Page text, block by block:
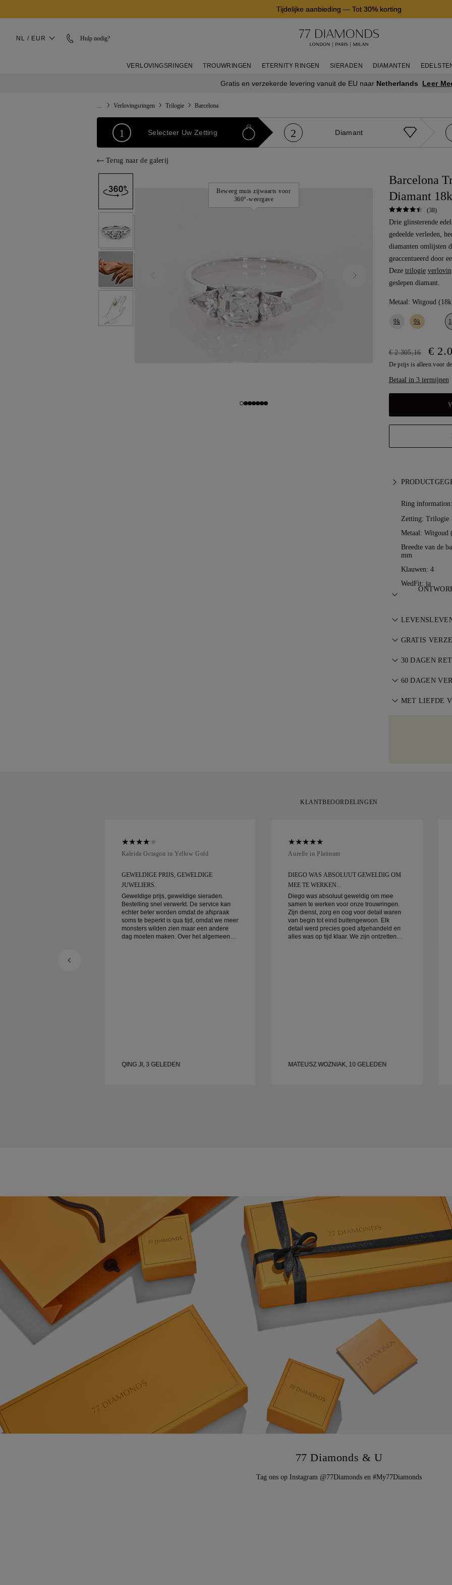
Tijdelijke aanbieding — Tot 30% korting
NL / EUR Hulp nodig?
VERLOVINGSRINGEN TROUWRINGEN ETERNITY RINGEN SIERADEN DIAMANTEN
Gratis en verzekerde levering vanuit de EU naar Netherlands Leer
Verlovingsringen Trilogie Barcelona
1 Selecteer Uw Zetting 2 Diamant
Terug naar de galerij
Beweeg muis zijwaarts voor
360°-weergave
Barcelona
Diamant
(38)
Drie glinsterende
gedeelde verleden,
diamanten omlijsten
geaccentueerd door
Deze trilogie
geslepen diamant.
Metaal: Witgoud
9k 9k
€ 2.305,16 €
De prijs is alleen voor
Betaal in 3 termijnen
Ring information:
Zetting: Trilogie
Metaal: Witgoud
Breedte van de
mm
Klauwen: 4
WedFit: ja
De kunst van
Bij elke
reparaties zijn
GRATIS
Alle
via de speciale
bestellingen
gebruiken wij
30 DAGEN
Ben je niet
voorwaarden.
60 DAGEN
Voor de
MET LIEFDE
KLANTBEOORDELINGEN
Kaleida Octagon in Yellow Gold
GEWELDIGE PRIJS, GEWELDIGE
JUWELIERS.
Geweldige prijs, geweldige sieraden.
Bestelling snel verwerkt. De service kan
echter beter worden omdat de afspraak
soms te beperkt is qua tijd, omdat we meer
monsters wilden zien maar een andere
dag moeten maken. Over het algemeen
QING JI, 3 GELEDEN
Aurelle in Platinum
DIEGO WAS ABSOLUUT GEWELDIG OM
MEE TE WERKEN...
Diego was absoluut geweldig om mee
samen te werken voor onze trouwringen.
Zijn dienst, zorg en oog voor detail waren
van begin tot eind buitengewoon. Elk
detail werd precies goed afgehandeld en
alles was op tijd klaar. We zijn ontzettend
MATEUSZ WOZNIAK, 10 GELEDEN
77 Diamonds & U
Tag ons op Instagram @77Diamonds en #My77Diamonds